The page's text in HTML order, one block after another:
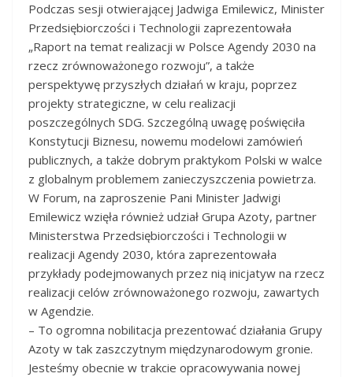
Podczas sesji otwierającej Jadwiga Emilewicz, Minister
Przedsiębiorczości i Technologii zaprezentowała
„Raport na temat realizacji w Polsce Agendy 2030 na
rzecz zrównoważonego rozwoju”, a także
perspektywę przyszłych działań w kraju, poprzez
projekty strategiczne, w celu realizacji
poszczególnych SDG. Szczególną uwagę poświęciła
Konstytucji Biznesu, nowemu modelowi zamówień
publicznych, a także dobrym praktykom Polski w walce
z globalnym problemem zanieczyszczenia powietrza.
W Forum, na zaproszenie Pani Minister Jadwigi
Emilewicz wzięła również udział Grupa Azoty, partner
Ministerstwa Przedsiębiorczości i Technologii w
realizacji Agendy 2030, która zaprezentowała
przykłady podejmowanych przez nią inicjatyw na rzecz
realizacji celów zrównoważonego rozwoju, zawartych
w Agendzie.
– To ogromna nobilitacja prezentować działania Grupy
Azoty w tak zaszczytnym międzynarodowym gronie.
Jesteśmy obecnie w trakcie opracowywania nowej